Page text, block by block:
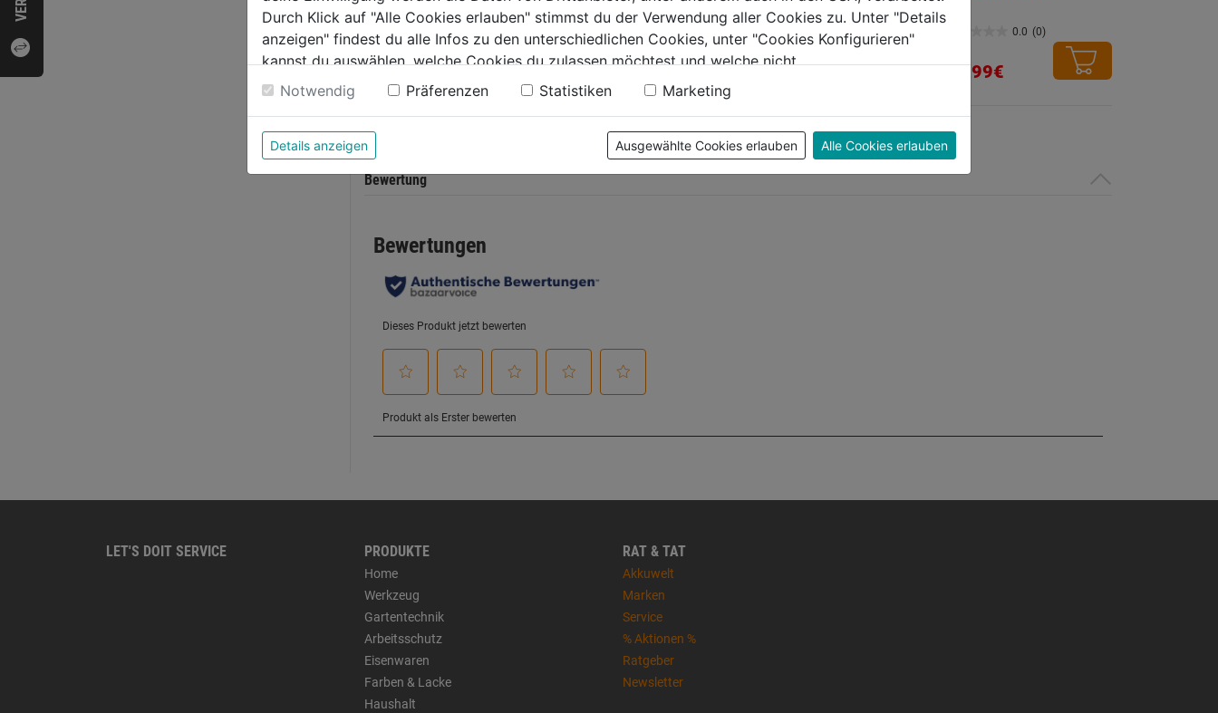
vern.2erSB,CL
0.0 (0)
0.0
von
15,59€
(0)
0.0
von
5
19,99€
0.0 (0)
0.0
von
21,99€
0.0 (0)
von
24,99€
Bewertung
LET'S DOIT SERVICE PRODUKTE
Home
Werkzeug
Gartentechnik
Arbeitsschutz
Eisenwaren
Farben & Lacke
Haushalt
RAT & TAT
Akkuwelt
Marken
Service
% Aktionen %
Ratgeber
Newsletter
Durch Klick auf "Alle Cookies erlauben" stimmst du der Verwendung aller Cookies zu. Unter "Details
anzeigen" findest du alle Infos zu den unterschiedlichen Cookies, unter "Cookies Konfigurieren"
kannst du auswählen, welche Cookies du zulassen möchtest und welche nicht.
Weitere Informationen findest du in unserer Datenschutzerklärung
Notwendig Präferenzen Statistiken Marketing
Details anzeigen Ausgewählte Cookies erlauben Alle Cookies erlauben